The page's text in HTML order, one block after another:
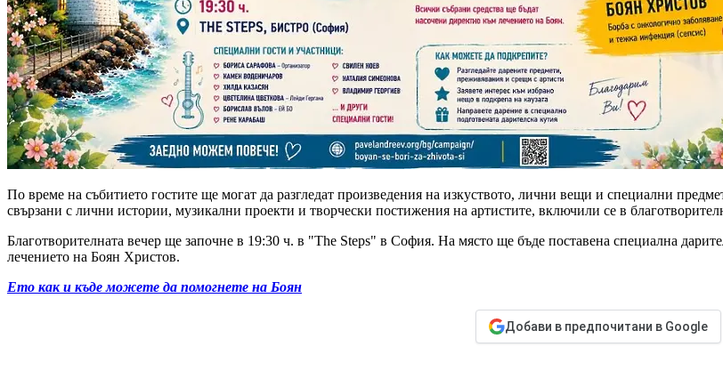
По време на събитието гостите ще могат да разгледат произведения на изкуството, лични вещи и специални
свързани с лични истории, музикални проекти и творчески постижения на артистите, включили се в
Благотворителната вечер ще започне в 19:30 ч. в "The Steps" в София. На място ще бъде поставена специална
лечението на Боян Христов.
Ето как и къде можете да помогнете на Боян
Добави в предпочитани в Google